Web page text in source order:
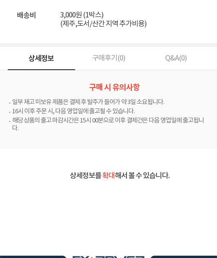
배송비
3,000원 (1박스)
(제주,도서/산간 지역 추가비용)
상세정보 구매후기(0) Q&A(0)
구매 시 유의사항
일부 재고 미보유 제품은 결제 후 발주가 들어가 약 3일 소요됩니다.
16시 이후 주문 시, 다음 영업일에 출고될 수 있습니다.
해당 상품의 출고 마감시간은 15시 00분으로 이후 결제건은 다음 영업일에 출고됩니
다.
상세정보를확대해서 볼 수 있습니다.